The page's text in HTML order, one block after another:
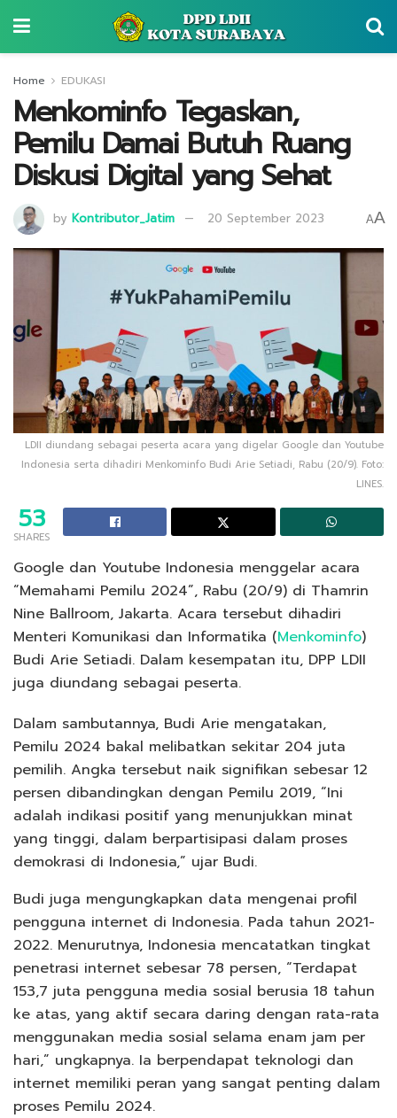
Home EDUKASI
Menkominfo Tegaskan,
Pemilu Damai Butuh Ruang
Diskusi Digital yang Sehat
by Kontributor_Jatim 20 September 2023 AA
LDII diundang sebagai peserta acara yang digelar Google dan Youtube
Indonesia serta dihadiri Menkominfo Budi Arie Setiadi, Rabu (20/9). Foto:
LINES.
53
SHARES
Google dan Youtube Indonesia menggelar acara
“Memahami Pemilu 2024”, Rabu (20/9) di Thamrin
Nine Ballroom, Jakarta. Acara tersebut dihadiri
Menteri Komunikasi dan Informatika (Menkominfo)
Budi Arie Setiadi. Dalam kesempatan itu, DPP LDII
juga diundang sebagai peserta.
Dalam sambutannya, Budi Arie mengatakan,
Pemilu 2024 bakal melibatkan sekitar 204 juta
pemilih. Angka tersebut naik signifikan sebesar 12
persen dibandingkan dengan Pemilu 2019, “Ini
adalah indikasi positif yang menunjukkan minat
yang tinggi, dalam berpartisipasi dalam proses
demokrasi di Indonesia,” ujar Budi.
Budi juga mengungkapkan data mengenai profil
pengguna internet di Indonesia. Pada tahun 2021-
2022. Menurutnya, Indonesia mencatatkan tingkat
penetrasi internet sebesar 78 persen, “Terdapat
153,7 juta pengguna media sosial berusia 18 tahun
ke atas, yang aktif secara daring dengan rata-rata
menggunakan media sosial selama enam jam per
hari,” ungkapnya. Ia berpendapat teknologi dan
internet memiliki peran yang sangat penting dalam
proses Pemilu 2024.